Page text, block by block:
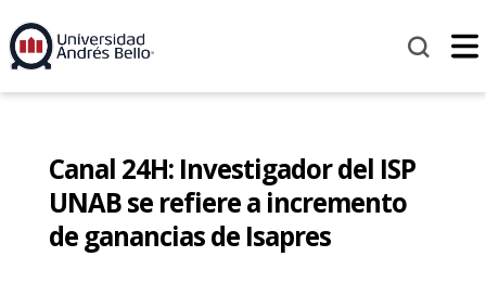
Canal 24H: Investigador del ISP
UNAB se refiere a incremento
de ganancias de Isapres